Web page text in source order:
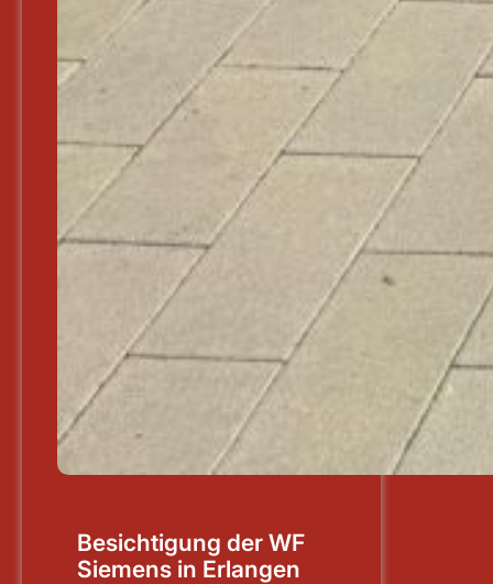
Besichtigung der WF
Siemens in Erlangen